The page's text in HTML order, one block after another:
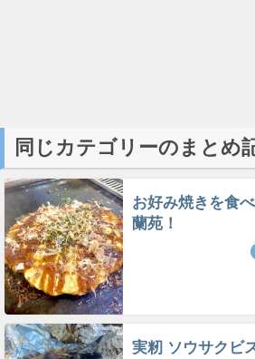
同じカテゴリーのまとめ
お好み焼きを食
蘭苑！
実籾 ソウサクビ